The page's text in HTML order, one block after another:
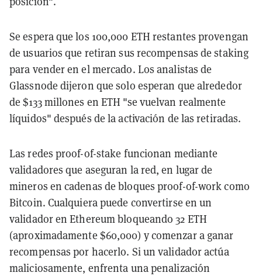
Se espera que los 100,000 ETH restantes provengan
de usuarios que retiran sus recompensas de staking
para vender en el mercado. Los analistas de
Glassnode dijeron que solo esperan que alrededor
de $133 millones en ETH "se vuelvan realmente
líquidos" después de la activación de las retiradas.
Las redes proof-of-stake funcionan mediante
validadores que aseguran la red, en lugar de
mineros en cadenas de bloques proof-of-work como
Bitcoin. Cualquiera puede convertirse en un
validador en Ethereum bloqueando 32 ETH
(aproximadamente $60,000) y comenzar a ganar
recompensas por hacerlo. Si un validador actúa
maliciosamente, enfrenta una penalización